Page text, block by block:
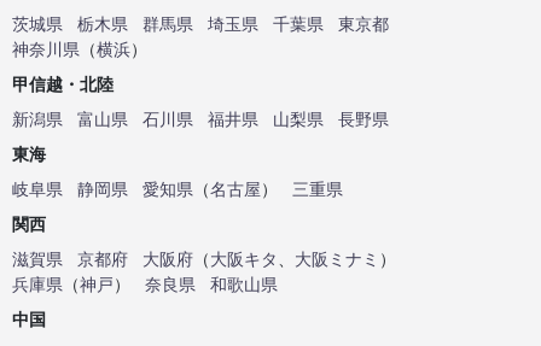
茨城県
栃木県 群馬県 埼玉県 千葉県
東京都
神奈川県 （横浜）
甲信越・北陸
新潟県
富山県 石川県 福井県 山梨県
長野県
東海
岐阜県
静岡県 愛知県 （名古屋）
三重県
関西
滋賀県
京都府 大阪府 （大阪キタ 大阪ミナミ ）
兵庫県 （神戸） 奈良県
和歌山県
中国